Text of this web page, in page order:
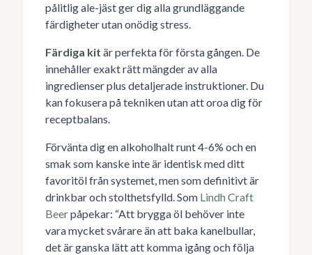
pålitlig ale-jäst ger dig alla grundläggande
färdigheter utan onödig stress.
Färdiga kit är perfekta för första gången. De
innehåller exakt rätt mängder av alla
ingredienser plus detaljerade instruktioner. Du
kan fokusera på tekniken utan att oroa dig för
receptbalans.
Förvänta dig en alkoholhalt runt 4-6% och en
smak som kanske inte är identisk med ditt
favoritöl från systemet, men som definitivt är
drinkbar och stolthetsfylld. Som Lindh Craft
Beerpåpekar: “Att brygga öl behöver inte
vara mycket svårare än att baka kanelbullar,
det är ganska lätt att komma igång och följa